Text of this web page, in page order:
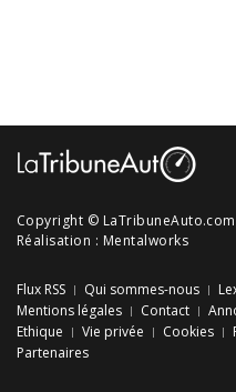
Copyright ©
Réalisation : Mentalworks
Flux RSS Qui sommes-nous
Mentions légales
Contact
Ethique
Vie privée Cookies
Partenaires